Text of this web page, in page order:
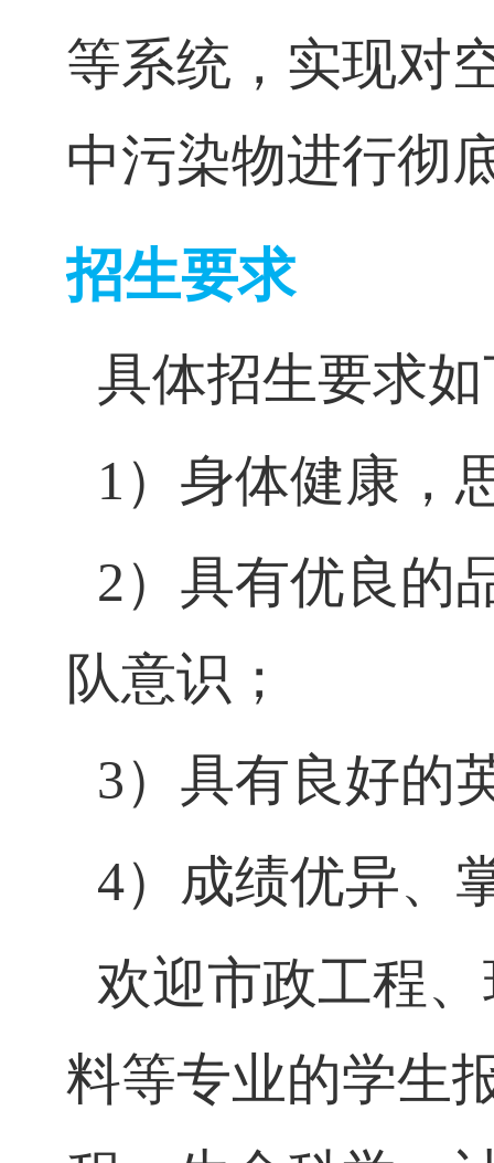
等系统，实现对
中污染物进行彻
招生要求
具体招生要求
1）身体健康，
2）具有优良的
队意识；
3）具有良好的
4）成绩优异、
欢迎市政工程
料等专业的学生